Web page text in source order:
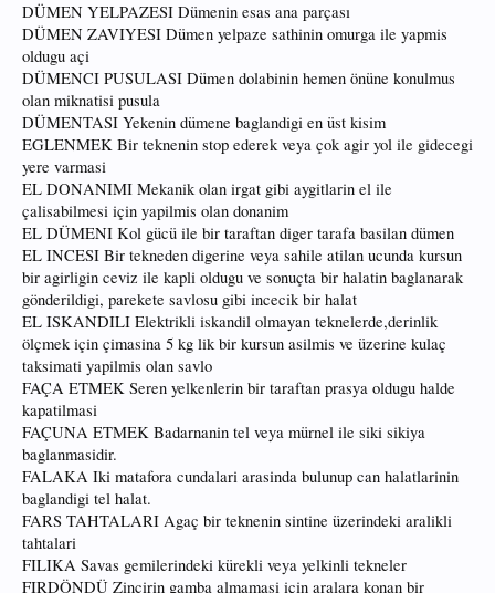
DÜMEN YELPAZESI Dümenin esas ana parçası
DÜMEN ZAVIYESI Dümen yelpaze sathinin omurga ile yapmis
oldugu açi
DÜMENCI PUSULASI Dümen dolabinin hemen önüne konulmus
olan miknatisi pusula
DÜMENTASI Yekenin dümene baglandigi en üst kisim
EGLENMEK Bir teknenin stop ederek veya çok agir yol ile gidecegi
yere varmasi
EL DONANIMI Mekanik olan irgat gibi aygitlarin el ile
çalisabilmesi için yapilmis olan donanim
EL DÜMENI Kol gücü ile bir taraftan diger tarafa basilan dümen
EL INCESI Bir tekneden digerine veya sahile atilan ucunda kursun
bir agirligin ceviz ile kapli oldugu ve sonuçta bir halatin baglanarak
gönderildigi, parekete savlosu gibi incecik bir halat
EL ISKANDILI Elektrikli iskandil olmayan teknelerde,derinlik
ölçmek için çimasina 5 kg lik bir kursun asilmis ve üzerine kulaç
taksimati yapilmis olan savlo
FAÇA ETMEK Seren yelkenlerin bir taraftan prasya oldugu halde
kapatilmasi
FAÇUNA ETMEK Badarnanin tel veya mürnel ile siki sikiya
baglanmasidir.
FALAKA Iki matafora cundalari arasinda bulunup can halatlarinin
baglandigi tel halat.
FARS TAHTALARI Agaç bir teknenin sintine üzerindeki aralikli
tahtalari
FILIKA Savas gemilerindeki kürekli veya yelkinli tekneler
FIRDÖNDÜ Zincirin gamba almamasi için aralara konan bir